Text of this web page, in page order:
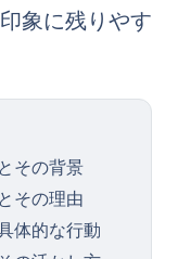
象に残りやす
その背景
その理由
体的な行動